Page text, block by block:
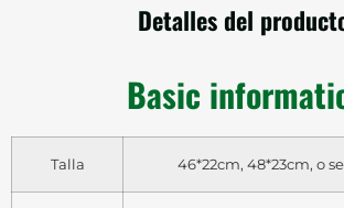
Detalles del
Basic
Talla 46*22cm, 48*23cm, o